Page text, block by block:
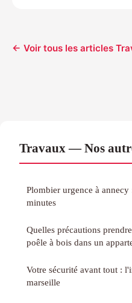
← Voir tous les articles
Travaux — Nos
Plombier urgence à
minutes
Quelles précautions
poêle à bois dans un
Votre sécurité avant tout :
marseille